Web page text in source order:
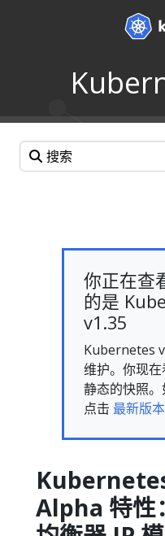
你正在查
的是
v1.35
Kubernetes
维护。你现
静态的快照
点击 最新版本
Alpha 特性